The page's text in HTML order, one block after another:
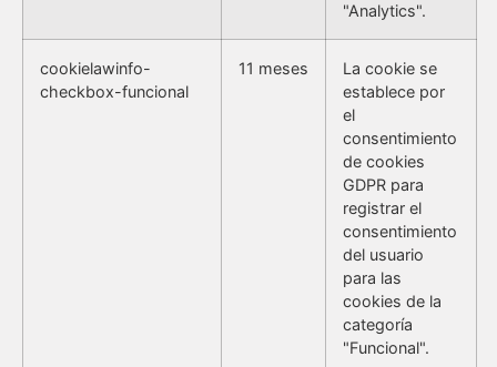
"Analytics".
cookielawinfo-
checkbox-funcional
11 meses
La cookie se
establece por
el
consentimiento
de cookies
GDPR para
registrar el
consentimiento
del usuario
para las
cookies de la
categoría
"Funcional".